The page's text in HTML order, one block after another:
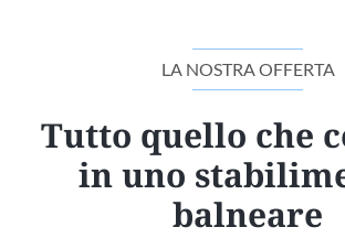
LA NOSTRA OFFERTA
Tutto quello che
in uno
balneare